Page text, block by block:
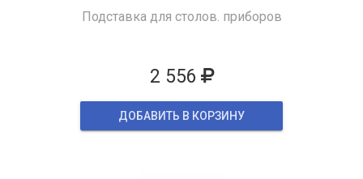
Подставка для столов. приборов
2 556
ДОБАВИТЬ В КОРЗИНУ